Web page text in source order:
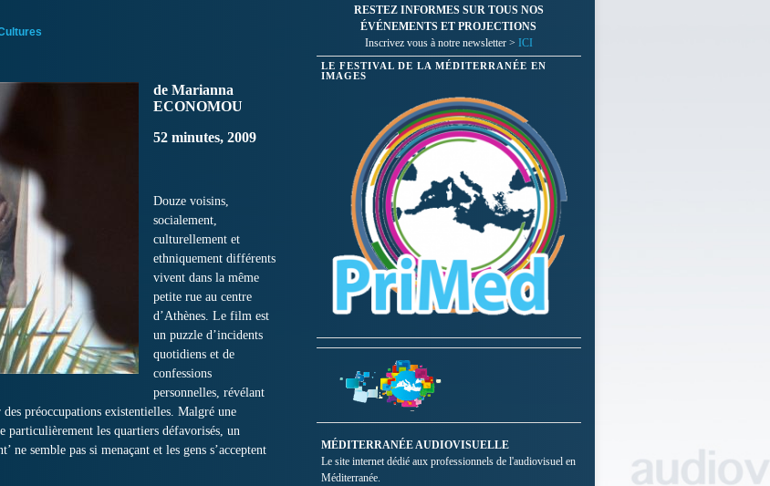
de Marianna
ECONOMOU
52 minutes, 2009
Douze voisins,
socialement,
culturellement et
ethniquement différents
vivent dans la même
petite rue au centre
d’Athènes. Le film est
un puzzle d’incidents
quotidiens et de
confessions
personnelles, révélant
préoccupations existentielles. Malgré une
particulièrement les quartiers défavorisés, un
ne semble pas si menaçant et les gens s’acceptent
RESTEZ INFORMES SUR TOUS NOS
ÉVÉNEMENTS ET PROJECTIONS
Inscrivez vous à notre newsletter > ICI
LE FESTIVAL DE LA MÉDITERRANÉE EN
IMAGES
MÉDITERRANÉE AUDIOVISUELLE
Le site internet dédié aux professionnels de l'audiovisuel en
Méditerranée.